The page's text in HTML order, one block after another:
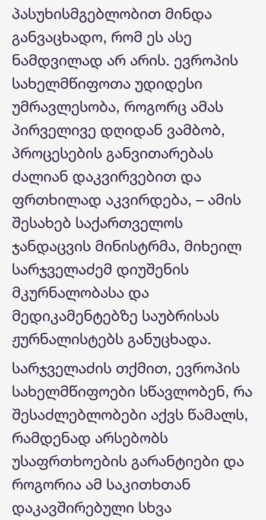
პასუხისმგებლობით მინდა
განვაცხადო, რომ ეს ასე
ნამდვილად არ არის. ევროპის
სახელმწიფოთა უდიდესი
უმრავლესობა, როგორც ამას
პირველივე დღიდან ვამბობ,
პროცესების განვითარებას
ძალიან დაკვირვებით და
ფრთხილად აკვირდება, – ამის
შესახებ საქართველოს
ჯანდაცვის მინისტრმა, მიხეილ
სარჯველაძემ დიუშენის
მკურნალობასა და
მედიკამენტებზე საუბრისას
ჟურნალისტებს განუცხადა.
სარჯველაძის თქმით, ევროპის
სახელმწიფოები სწავლობენ, რა
შესაძლებლობები აქვს წამალს,
რამდენად არსებობს
უსაფრთხოების გარანტიები და
როგორია ამ საკითხთან
დაკავშირებული სხვა